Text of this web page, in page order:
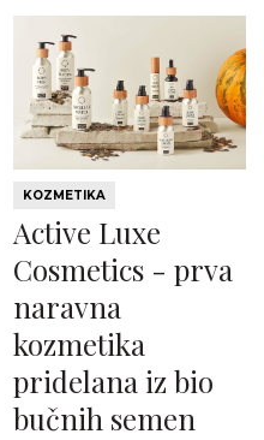
KOZMETIKA
Active Luxe
Cosmetics - prva
naravna
kozmetika
pridelana iz bio
bučnih semen